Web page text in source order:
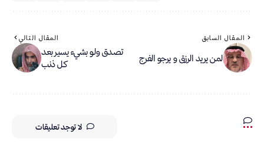
المقال السابق
لمن يريد الرزق و يرجو الفرج
المقال التالي
تصدق ولو بشيء يسير بعد
كل ذنب
لا توجد تعليقات